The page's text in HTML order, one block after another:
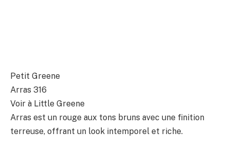
Petit Greene
Arras 316
Voir à Little Greene
Arras est un rouge aux tons bruns avec une finition
terreuse, offrant un look intemporel et riche.